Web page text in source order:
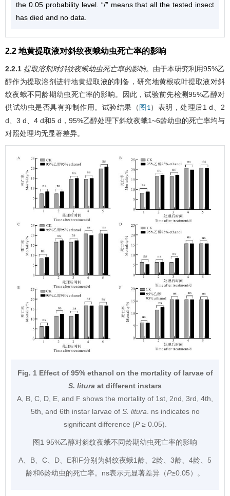
the 0.05 probability level. “/” means that all the tested insect
has died and no data.
2.2 地黄提取液对斜纹夜蛾幼虫死亡率的影响
2.2.1 提取溶剂对斜纹夜蛾幼虫死亡率的影响。由于本研究利用95%乙
醇作为提取溶剂进行地黄提取液的制备，研究地黄根或叶提取液对斜
纹夜蛾不同龄期幼虫死亡率的影响。因此，试验前先检测95%乙醇对
供试幼虫是否具有抑制作用。试验结果（ 图1）表明，处理后1 d、2
d、3 d、4 d和5 d，95%乙醇处理下斜纹夜蛾1~6龄幼虫的死亡率均与
对照处理均无显著差异。
Fig. 1 Effect of 95% ethanol on the mortality of larvae of
S. litura at different instars
A, B, C, D, E, and F shows the mortality of 1st, 2nd, 3rd, 4th,
5th, and 6th instar larvae of S. litura. ns indicates no
significant difference (P≥ 0.05).
图1 95%乙醇对斜纹夜蛾不同龄期幼虫死亡率的影响
A、B、C、D、E和F分别为斜纹夜蛾1龄、2龄、3龄、4龄、5
龄和6龄幼虫的死亡率。ns表示无显著差异（P≥0.05）。